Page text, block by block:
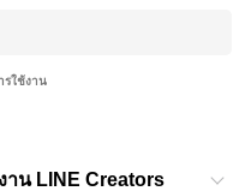
ใช้งาน
น LINE Creators